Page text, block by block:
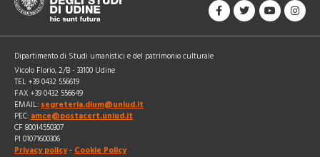
Dipartimento di Studi umanistici e del patrimonio culturale
Vicolo Florio, 2/B - 33100 Udine
TEL +39 0432 556619
FAX +39 0432 556649
EMAIL: segreteria.dium@uniud.it
PEC: amce@postacert.uniud.it
CF 80014550307
PI 01071600306
Privacy policy - Cookie Policy